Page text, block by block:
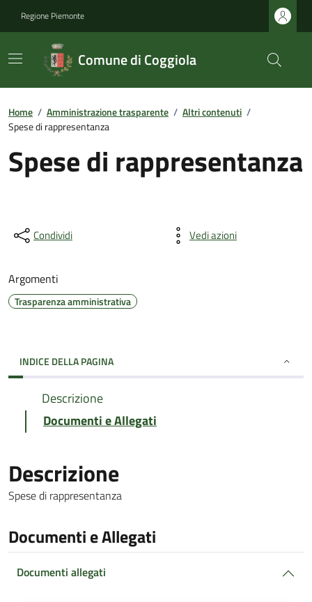
Regione Piemonte
Comune di Coggiola
Home / Amministrazione trasparente / Altri contenuti /
Spese di rappresentanza
Spese di rappresentanza
Condividi Vedi azioni
Argomenti
Trasparenza amministrativa
INDICE DELLA PAGINA
Descrizione
Documenti e Allegati
Descrizione
Spese di rappresentanza
Documenti e Allegati
Documenti allegati